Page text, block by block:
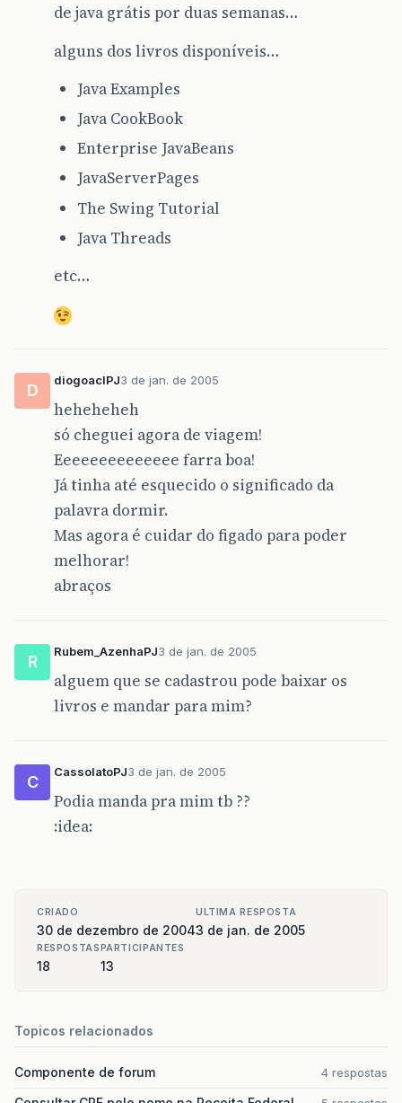
de java grátis por duas semanas…
alguns dos livros disponíveis…
Java Examples
Java CookBook
Enterprise JavaBeans
JavaServerPages
The Swing Tutorial
Java Threads
etc…
D
diogoaclPJ3 de jan. de 2005
heheheheh
só cheguei agora de viagem!
Eeeeeeeeeeeeee farra boa!
Já tinha até esquecido o significado da
palavra dormir.
Mas agora é cuidar do figado para poder
melhorar!
abraços
R
Rubem_AzenhaPJ3 de jan. de 2005
alguem que se cadastrou pode baixar os
livros e mandar para mim?
C
CassolatoPJ3 de jan. de 2005
Podia manda pra mim tb ??
:idea:
CRIADO
30 de dezembro de 2004
ULTIMA RESPOSTA
3 de jan. de 2005
RESPOSTAS
18
PARTICIPANTES
13
Topicos relacionados
Componente de forum 4 respostas